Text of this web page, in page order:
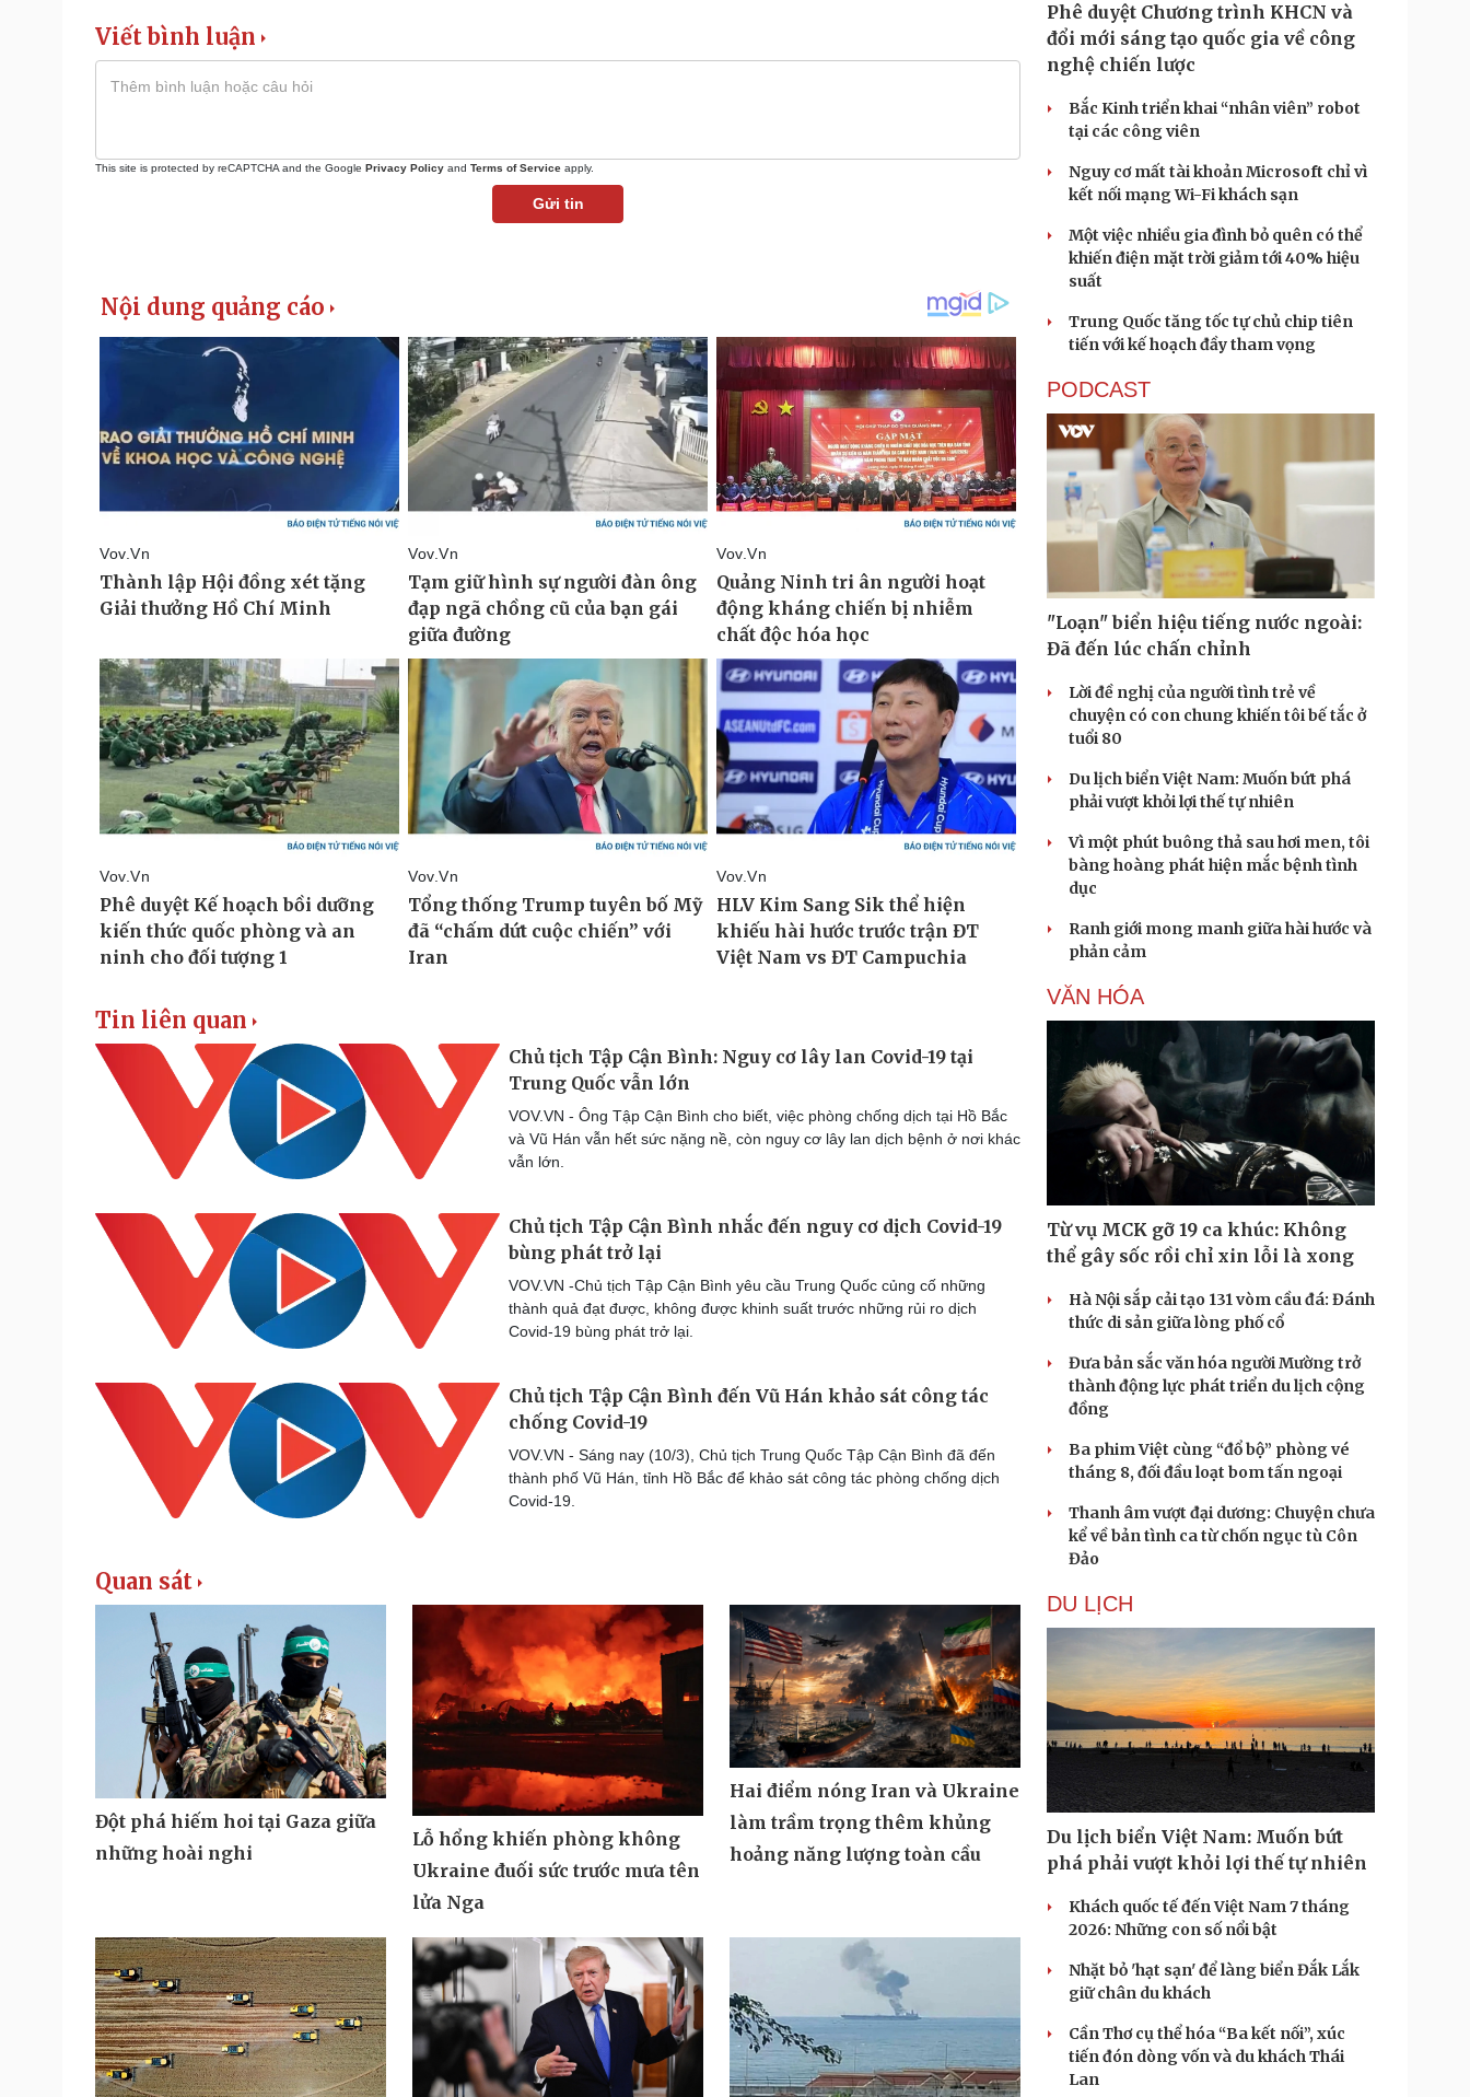
Viết bình luận
This site is protected by reCAPTCHA and the Google Privacy Policy and Terms of Service apply.
Gửi tin
Tin liên quan
Chủ tịch Tập Cận Bình: Nguy cơ lây lan Covid-19 tại
Trung Quốc vẫn lớn
VOV.VN - Ông Tập Cận Bình cho biết, việc phòng chống dịch tại Hồ Bắc
và Vũ Hán vẫn hết sức nặng nề, còn nguy cơ lây lan dịch bệnh ở nơi khác
vẫn lớn.
Chủ tịch Tập Cận Bình nhắc đến nguy cơ dịch Covid-19
bùng phát trở lại
VOV.VN -Chủ tịch Tập Cận Bình yêu cầu Trung Quốc củng cố những
thành quả đạt được, không được khinh suất trước những rủi ro dịch
Covid-19 bùng phát trở lại.
Chủ tịch Tập Cận Bình đến Vũ Hán khảo sát công tác
chống Covid-19
VOV.VN - Sáng nay (10/3), Chủ tịch Trung Quốc Tập Cận Bình đã đến
thành phố Vũ Hán, tỉnh Hồ Bắc để khảo sát công tác phòng chống dịch
Covid-19.
Quan sát
Đột phá hiếm hoi tại Gaza giữa
những hoài nghi
Lỗ hổng khiến phòng không
Ukraine đuối sức trước mưa tên
lửa Nga
Hai điểm nóng Iran và Ukraine
làm trầm trọng thêm khủng
hoảng năng lượng toàn cầu
Phê duyệt Chương trình KHCN và
đổi mới sáng tạo quốc gia về công
nghệ chiến lược
Bắc Kinh triển khai “nhân viên” robot
tại các công viên
Nguy cơ mất tài khoản Microsoft chỉ vì
kết nối mạng Wi-Fi khách sạn
Một việc nhiều gia đình bỏ quên có thể
khiến điện mặt trời giảm tới 40% hiệu
suất
Trung Quốc tăng tốc tự chủ chip tiên
tiến với kế hoạch đầy tham vọng
PODCAST
"Loạn" biển hiệu tiếng nước ngoài:
Đã đến lúc chấn chỉnh
Lời đề nghị của người tình trẻ về
chuyện có con chung khiến tôi bế tắc ở
tuổi 80
Du lịch biển Việt Nam: Muốn bứt phá
phải vượt khỏi lợi thế tự nhiên
Vì một phút buông thả sau hơi men, tôi
bàng hoàng phát hiện mắc bệnh tình
dục
Ranh giới mong manh giữa hài hước và
phản cảm
VĂN HÓA
Từ vụ MCK gỡ 19 ca khúc: Không
thể gây sốc rồi chỉ xin lỗi là xong
Hà Nội sắp cải tạo 131 vòm cầu đá: Đánh
thức di sản giữa lòng phố cổ
Đưa bản sắc văn hóa người Mường trở
thành động lực phát triển du lịch cộng
đồng
Ba phim Việt cùng “đổ bộ” phòng vé
tháng 8, đối đầu loạt bom tấn ngoại
Thanh âm vượt đại dương: Chuyện chưa
kể về bản tình ca từ chốn ngục tù Côn
Đảo
DU LỊCH
Du lịch biển Việt Nam: Muốn bứt
phá phải vượt khỏi lợi thế tự nhiên
Khách quốc tế đến Việt Nam 7 tháng
2026: Những con số nổi bật
Nhặt bỏ 'hạt sạn' để làng biển Đắk Lắk
giữ chân du khách
Cần Thơ cụ thể hóa “Ba kết nối”, xúc
tiến đón dòng vốn và du khách Thái
Lan